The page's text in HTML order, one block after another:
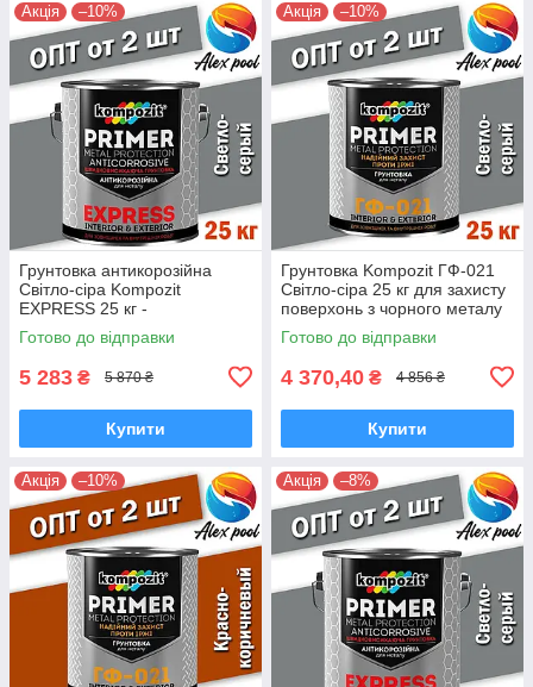
Акція –10%
Грунтовка антикорозійна
Світло-сіра Kompozit
EXPRESS 25 кг -
Швидковисихаюча уретан-
алкідна
Готово до відправки
5 283 ₴ 5 870 ₴
Купити
Акція –10%
Грунтовка Kompozit ГФ-021
Світло-сіра 25 кг для захисту
поверхонь з чорного металу
Готово до відправки
4 370,40 ₴ 4 856 ₴
Купити
Акція –10% Акція –8%